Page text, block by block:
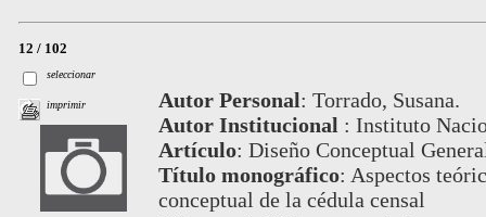
12 / 102
seleccionar
imprimir Autor Personal: Torrado, Susana.
Autor Institucional : Instituto
Artículo: Diseño Conceptual
Título monográfico: Aspectos
conceptual de la cédula censal